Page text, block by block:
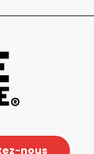
nous